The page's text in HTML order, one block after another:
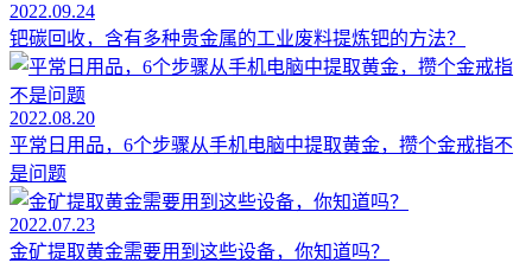
2022.09.24
钯碳回收，含有多种贵金属的工业废料提炼钯的方法？
2022.08.20
平常日用品，6个步骤从手机电脑中提取黄金，攒个金戒指不
是问题
2022.07.23
金矿提取黄金需要用到这些设备，你知道吗？